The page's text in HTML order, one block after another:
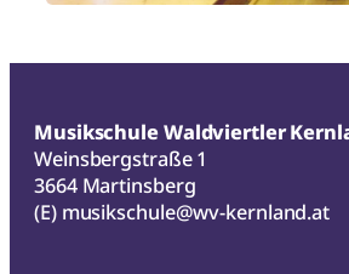
Musikschule Waldviertler
Weinsbergstraße 1
3664 Martinsberg
(E) musikschule@wv-kernland.at